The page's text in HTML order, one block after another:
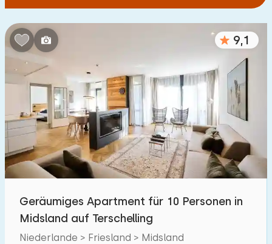
9,1
Geräumiges Apartment für 10 Personen in
Midsland auf Terschelling
Niederlande > Friesland > Midsland